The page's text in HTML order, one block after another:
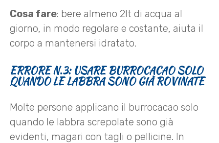
Cosa fare: bere almeno 2lt di acqua al
giorno, in modo regolare e costante, aiuta il
corpo a mantenersi idratato.
ERRORE N.3: USARE BURROCACAO SOLO
QUANDO LE LABBRA SONO GIÀ ROVINATE
Molte persone applicano il burrocacao solo
quando le labbra screpolate sono già
evidenti, magari con tagli o pellicine. In